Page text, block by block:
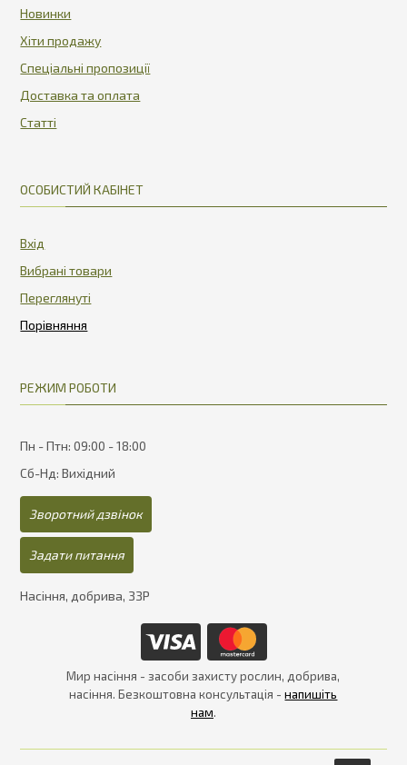
Новинки
Хіти продажу
Спеціальні пропозиції
Доставка та оплата
Статті
ОСОБИСТИЙ КАБІНЕТ
Вхід
Вибрані товари
Переглянуті
РЕЖИМ РОБОТИ
Пн - Птн: 09:00 - 18:00
Сб-Нд: Вихідний
Зворотний дзвінок
Задати питання
Насіння, добрива, ЗЗР
Мир насіння - засоби захисту рослин, добрива,
насіння. Безкоштовна консультація -напишіть
нам.